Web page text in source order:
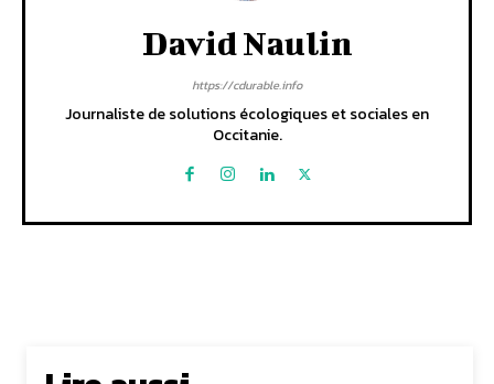
David Naulin
https://cdurable.info
Journaliste de solutions écologiques et sociales en
Occitanie.